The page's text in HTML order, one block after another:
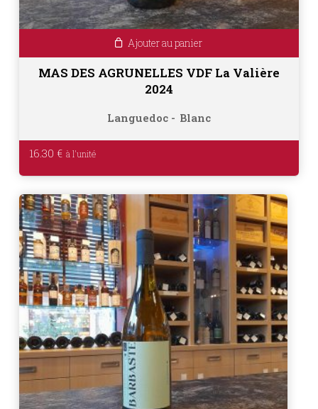
Ajouter au panier
MAS DES AGRUNELLES VDF La Valière
2024
Languedoc Blanc
16.30 €